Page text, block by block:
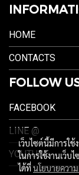
HOME
CONTACTS
FOLLOW
FACEBOOK
LINE @
YOUTUBE
เว็บไซต์นี้มีการใ
ในการใช้งานเว็บ
ได้ที่นโยบายควา